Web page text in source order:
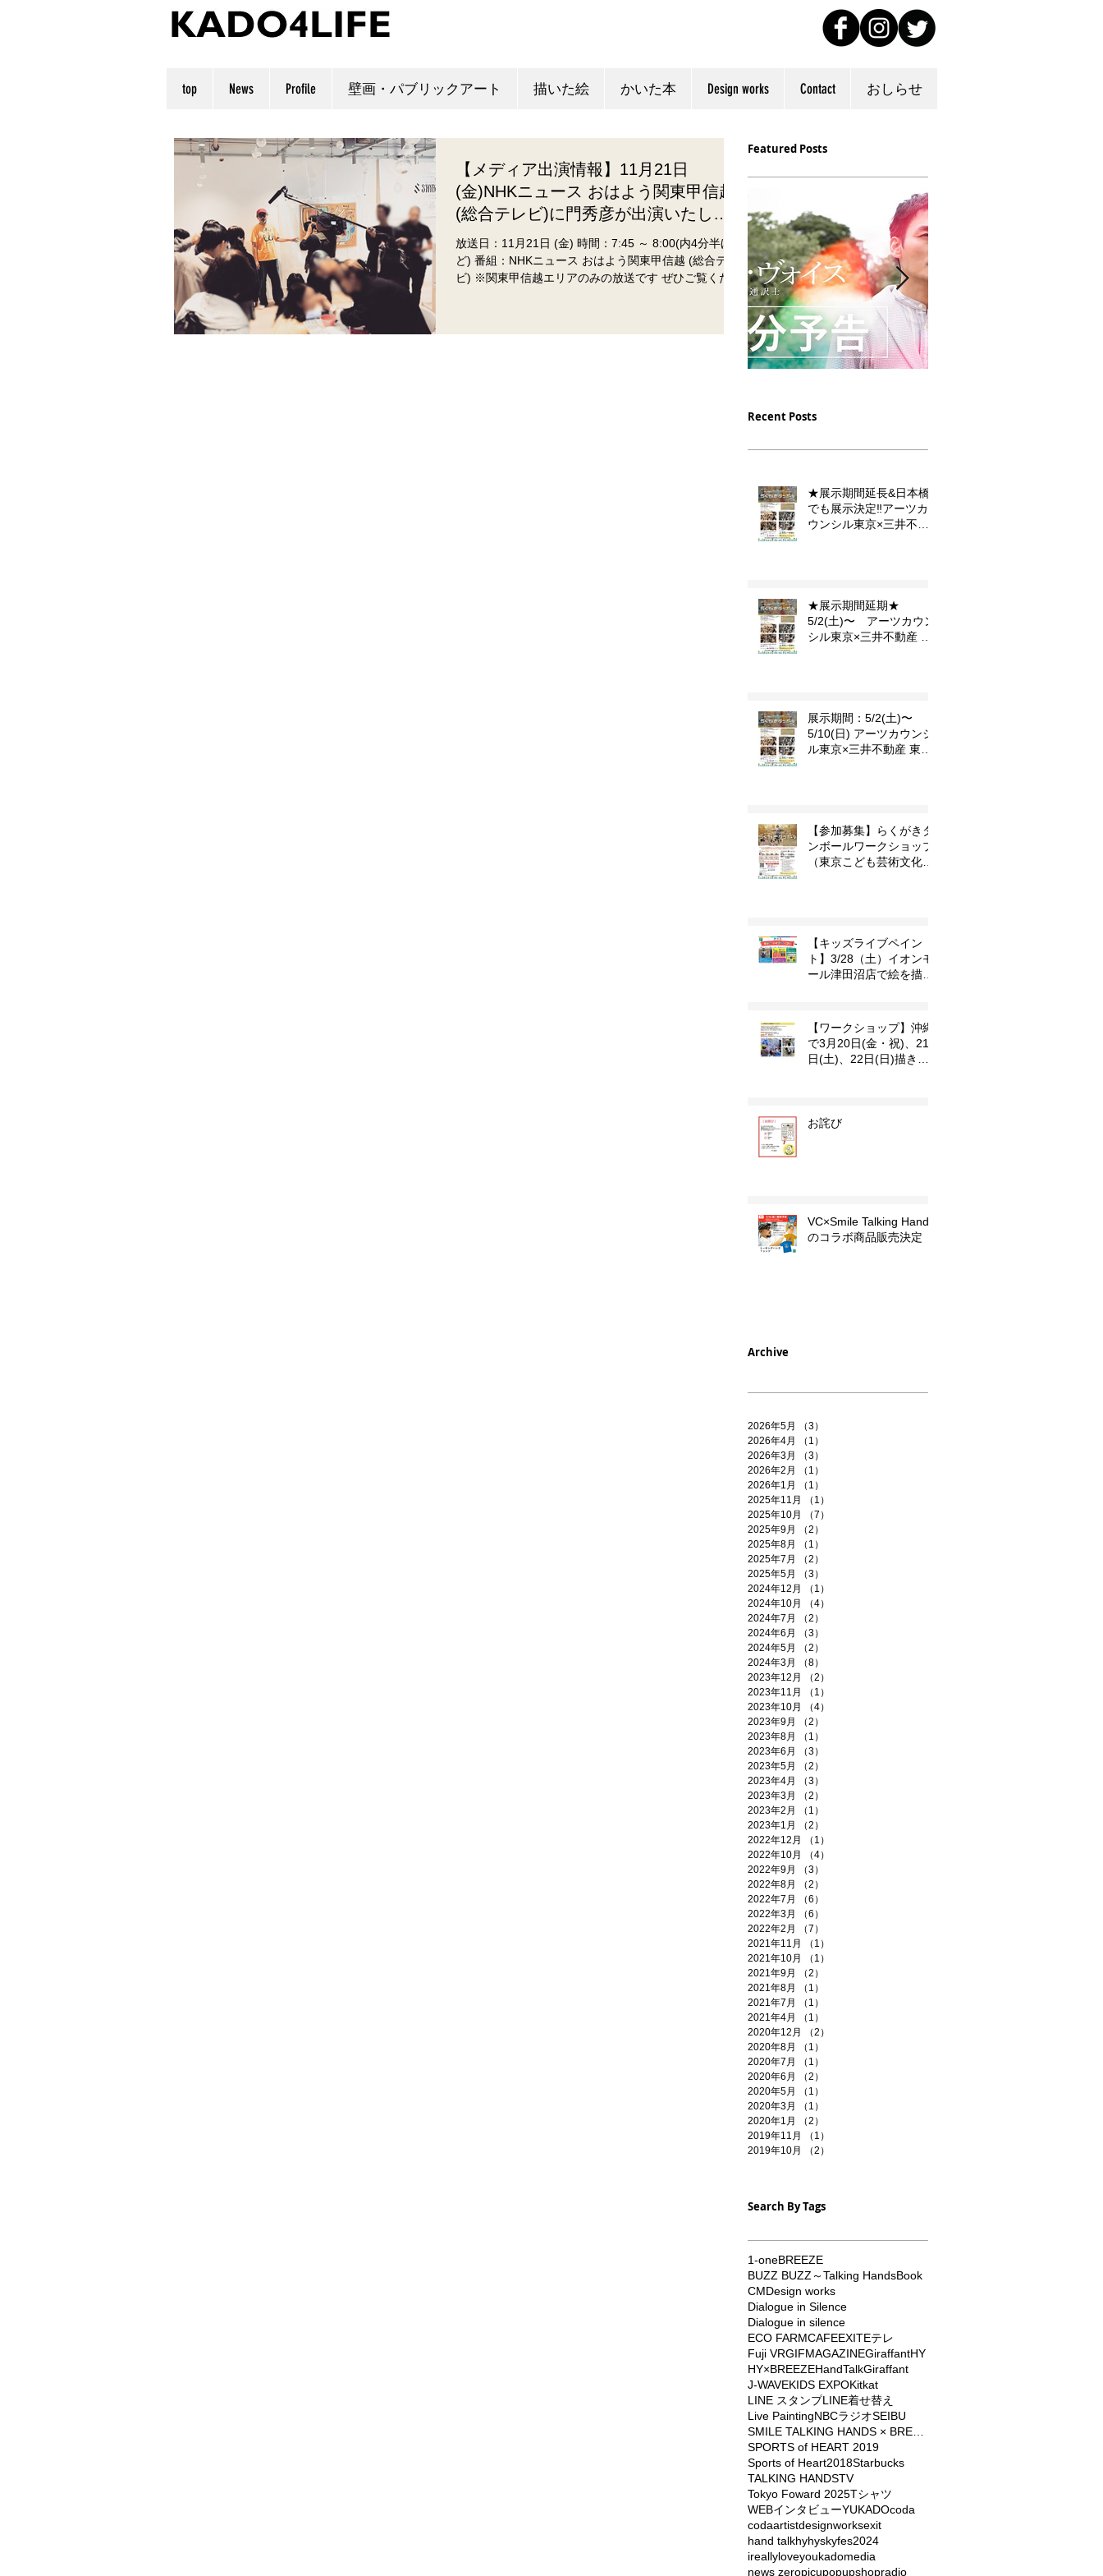
top News Profile 壁画・パブリックアート 描いた絵 かいた本 Design works Contact おしらせ
【メディア出演情報】11月21日
(金)NHKニュース おはよう関東甲信越
(総合テレビ)に門秀彦が出演いたしま
す！
放送日：11月21日 (金) 時間：7:45 ～ 8:00(内4分半ほ
ど) 番組：NHKニュース おはよう関東甲信越 (総合テレ
ビ) ※関東甲信越エリアのみの放送です ぜひご覧くださ
Featured Posts
送【デフ・ヴォイス 法廷
彦作品が登場します
Recent Posts
★展示期間延長&日本橋
でも展示決定‼️アーツカ
ウンシル東京×三井不動
★展示期間延期★
5/2(土)〜 アーツカウン
シル東京×三井不動産 東
展示期間：5/2(土)〜
5/10(日) アーツカウンシ
ル東京×三井不動産 東京
【参加募集】らくがきダ
ンボールワークショップ
（東京こども芸術文化プ
【キッズライブペイン
ト】3/28（土）イオンモ
ール津田沼店で絵を描き
【ワークショップ】沖縄
で3月20日(金・祝)、21
日(土)、22日(日)描きま
お詫び
VC×Smile Talking Hands
のコラボ商品販売決定
Archive
2026年5月 （3）
2026年4月
（1）
2026年3月
（3）
2026年2月
（1）
2026年1月
（1）
2025年11月
（1）
2025年10月
（7）
2025年9月
（2）
2025年8月
（1）
2025年7月
（2）
2025年5月
（3）
2024年12月
（1）
2024年10月
（4）
2024年7月
（2）
2024年6月
（3）
2024年5月
（2）
2024年3月
（8）
2023年12月
（2）
2023年11月
（1）
2023年10月
（4）
2023年9月
（2）
2023年8月
（1）
2023年6月
（3）
2023年5月
（2）
2023年4月
（3）
2023年3月
（2）
2023年2月
（1）
2023年1月
（2）
2022年12月
（1）
2022年10月
（4）
2022年9月
（3）
2022年8月
（2）
2022年7月
（6）
2022年3月
（6）
2022年2月
（7）
2021年11月
（1）
2021年10月
（1）
2021年9月
（2）
2021年8月
（1）
2021年7月
（1）
2021年4月
（1）
2020年12月
（2）
2020年8月
（1）
2020年7月
（1）
2020年6月
（2）
2020年5月
（1）
2020年3月
（1）
2020年1月
（2）
2019年11月
（1）
2019年10月
（2）
Search By Tags
1-oneBREEZE
BUZZ BUZZ～Talking HandsBook
CMDesign works
Dialogue in Silence
Dialogue in silence
ECO FARMCAFEEXITEテレ
Fuji VRGIFMAGAZINEGiraffantHY
HY×BREEZEHandTalkGiraffant
J-WAVEKIDS EXPOKitkat
LINE スタンプLINE着せ替え
Live PaintingNBCラジオSEIBU
SPORTS of HEART 2019
Sports of Heart2018Starbucks
TALKING HANDSTV
Tokyo Foward 2025Tシャツ
WEBインタビューYUKADOcoda
codaartistdesignworksexit
hand talkhyhyskyfes2024
ireallyloveyoukadomedia
news zeropicupopupshopradio